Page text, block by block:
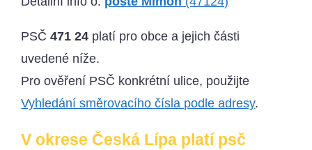
PSČ471 24 platí pro obce a jejich části
uvedené níže.
Pro ověření PSČ konkrétní ulice, použijte
Vyhledání směrovacího čísla podle adresy.
V okrese Česká Lípa platí psč